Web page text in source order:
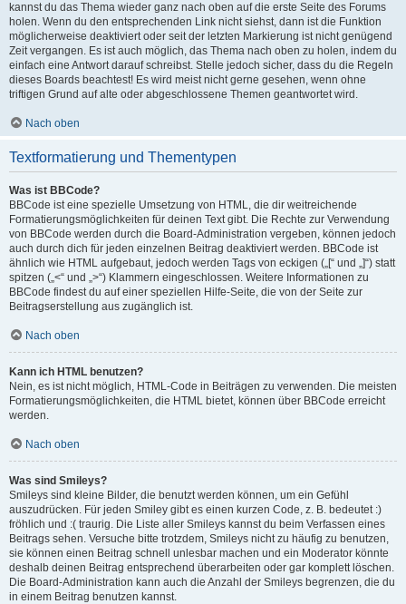
kannst du das Thema wieder ganz nach oben auf die erste Seite des Forums
holen. Wenn du den entsprechenden Link nicht siehst, dann ist die Funktion
möglicherweise deaktiviert oder seit der letzten Markierung ist nicht genügend
Zeit vergangen. Es ist auch möglich, das Thema nach oben zu holen, indem du
einfach eine Antwort darauf schreibst. Stelle jedoch sicher, dass du die Regeln
dieses Boards beachtest! Es wird meist nicht gerne gesehen, wenn ohne
triftigen Grund auf alte oder abgeschlossene Themen geantwortet wird.
Nach oben
Textformatierung und Thementypen
Was ist BBCode?
BBCode ist eine spezielle Umsetzung von HTML, die dir weitreichende
Formatierungsmöglichkeiten für deinen Text gibt. Die Rechte zur Verwendung
von BBCode werden durch die Board-Administration vergeben, können jedoch
auch durch dich für jeden einzelnen Beitrag deaktiviert werden. BBCode ist
ähnlich wie HTML aufgebaut, jedoch werden Tags von eckigen („[“ und „]“) statt
spitzen („<“ und „>“) Klammern eingeschlossen. Weitere Informationen zu
BBCode findest du auf einer speziellen Hilfe-Seite, die von der Seite zur
Beitragserstellung aus zugänglich ist.
Nach oben
Kann ich HTML benutzen?
Nein, es ist nicht möglich, HTML-Code in Beiträgen zu verwenden. Die meisten
Formatierungsmöglichkeiten, die HTML bietet, können über BBCode erreicht
werden.
Nach oben
Was sind Smileys?
Smileys sind kleine Bilder, die benutzt werden können, um ein Gefühl
auszudrücken. Für jeden Smiley gibt es einen kurzen Code, z. B. bedeutet :)
fröhlich und :( traurig. Die Liste aller Smileys kannst du beim Verfassen eines
Beitrags sehen. Versuche bitte trotzdem, Smileys nicht zu häufig zu benutzen,
sie können einen Beitrag schnell unlesbar machen und ein Moderator könnte
deshalb deinen Beitrag entsprechend überarbeiten oder gar komplett löschen.
Die Board-Administration kann auch die Anzahl der Smileys begrenzen, die du
in einem Beitrag benutzen kannst.